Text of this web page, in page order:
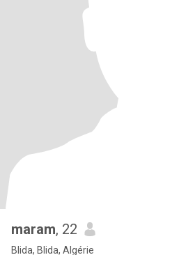
maram, 22
Blida, Blida, Algérie